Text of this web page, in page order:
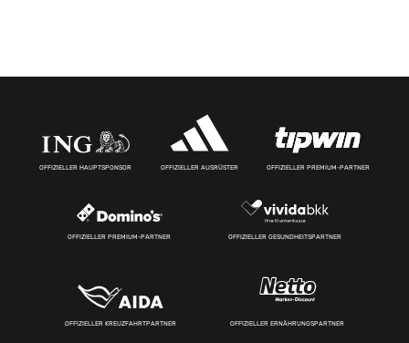
OFFIZIELLER HAUPTSPONSOR OFFIZIELLER AUSRÜSTER OFFIZIELLER PREMIUM-PARTNER
OFFIZIELLER PREMIUM-PARTNER OFFIZIELLER GESUNDHEITSPARTNER
OFFIZIELLER KREUZFAHRTPARTNER OFFIZIELLER ERNÄHRUNGSPARTNER